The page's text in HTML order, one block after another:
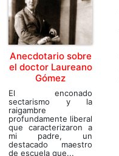
Anecdotario sobre
el doctor Laureano
Gómez
El enconado
sectarismo y la
raigambre
profundamente liberal
que caracterizaron a
mi padre, un
destacado maestro
de escuela que...